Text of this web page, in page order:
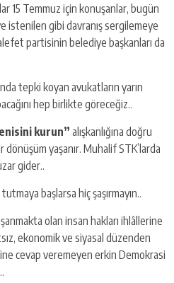
15 Temmuz için konuşanlar, bugün
istenilen gibi davranış sergilemeye
partisinin belediye başkanları da
tepki koyan avukatların yarın
hep birlikte göreceğiz..
kurun” alışkanlığına doğru
yaşanır. Muhalif STK’larda
gider..
başlarsa hiç şaşırmayın..
olan insan hakları ihlâllerine
ekonomik ve siyasal düzenden
cevap veremeyen erkin Demokrasi